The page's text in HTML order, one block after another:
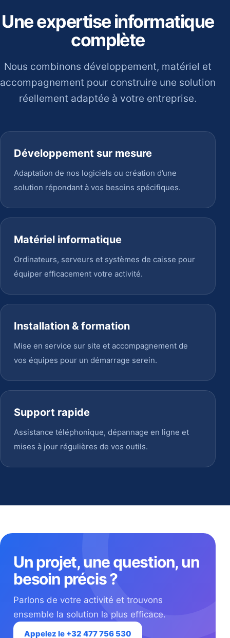
Une expertise informatique
complète
Nous combinons développement, matériel et
accompagnement pour construire une solution
réellement adaptée à votre entreprise.
Développement sur mesure
Adaptation de nos logiciels ou création d’une
solution répondant à vos besoins spécifiques.
Matériel informatique
Ordinateurs, serveurs et systèmes de caisse pour
équiper efficacement votre activité.
Installation & formation
Mise en service sur site et accompagnement de
vos équipes pour un démarrage serein.
Support rapide
Assistance téléphonique, dépannage en ligne et
mises à jour régulières de vos outils.
Un projet, une question, un
besoin précis ?
Parlons de votre activité et trouvons
ensemble la solution la plus efficace.
Appelez le +32 477 756 530